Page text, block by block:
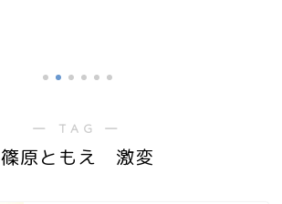
― TAG ―
篠原ともえ 激変